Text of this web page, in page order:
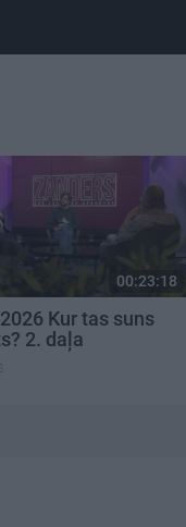
00:23:18
Kur tas suns
2. daļa